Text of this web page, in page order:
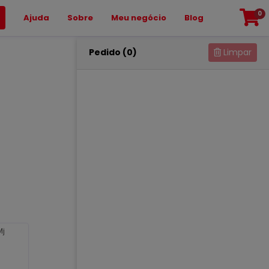
Ajuda Sobre Meu negócio Blog 0
Pedido (0) Limpar